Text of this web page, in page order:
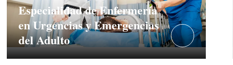
Especialidad de Enfermería
en Urgencias y Emergencias
del Adulto